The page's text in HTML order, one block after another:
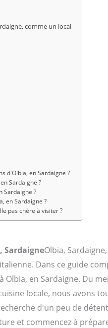
comme un local
d'Olbia, en Sardaigne ?
Sardaigne ?
Sardaigne ?
en Sardaigne ?
pas chère à visiter ?
SardaigneOlbia,
Dans ce guide
en Sardaigne. Du
locale, nous avons
d'un peu de
et commencez à